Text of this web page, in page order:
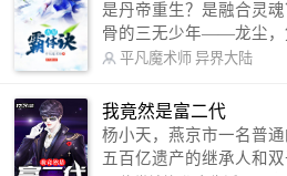
是丹帝重生？是融合灵
骨的三无少年——龙尘，
术，修行神秘功法九星
勾搭各色美女，镇压恶鬼邪神。 江
尘一到，地吼天啸。龙尘
故事纯属虚构，如有雷
平凡魔术师 异界大陆
我竟然是富二代
杨小天，燕京市一名普
五百亿遗产的继承人和双